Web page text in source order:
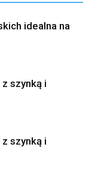
idealna na
szynką i
szynką i